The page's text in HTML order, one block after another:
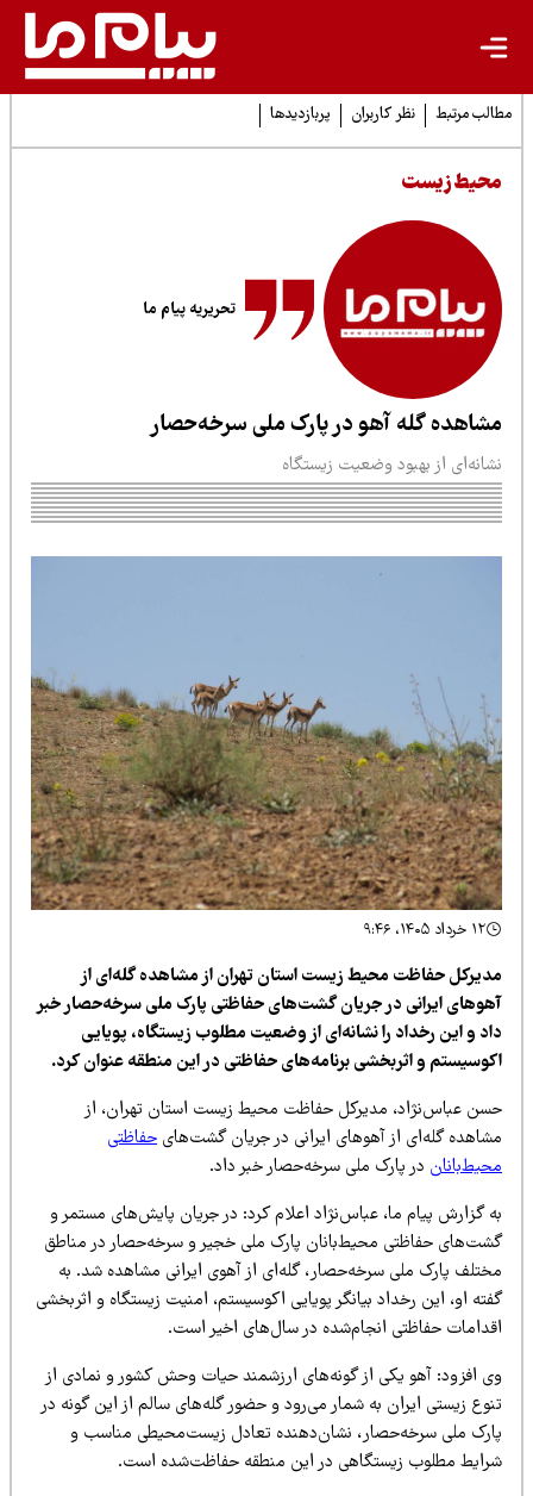
مرتبط نظر کاربران پربازدیدها
زیست
تحریریه پیام ما
گله آهو در پارک ملی سرخه‌حصار
از بهبود وضعیت زیستگاه
حفاظت محیط زیست استان تهران از مشاهده گله‌ای از
ایرانی در جریان گشت‌های حفاظتی پارک ملی سرخه‌حصار خبر
و این رخداد را نشانه‌ای از وضعیت مطلوب زیستگاه، پویایی
و اثربخشی برنامه‌های حفاظتی در این منطقه عنوان کرد.
عباس‌نژاد، مدیرکل حفاظت محیط زیست استان تهران، از
گله‌ای از آهوهای ایرانی در جریان گشت‌هایحفاظتی
در پارک ملی سرخه‌حصار خبر داد.
گزارش پیام ما، عباس‌نژاد اعلام کرد: در جریان پایش‌های مستمر و
حفاظتی محیط‌بانان پارک ملی خجیر و سرخه‌حصار در مناطق
پارک ملی سرخه‌حصار، گله‌ای از آهوی ایرانی مشاهده شد. به
او، این رخداد بیانگر پویایی اکوسیستم، امنیت زیستگاه و اثربخشی
حفاظتی انجام‌شده در سال‌های اخیر است.
افزود: آهو یکی از گونه‌های ارزشمند حیات وحش کشور و نمادی از
زیستی ایران به شمار می‌رود و حضور گله‌های سالم از این گونه در
ملی سرخه‌حصار، نشان‌دهنده تعادل زیست‌محیطی مناسب و
مطلوب زیستگاهی در این منطقه حفاظت‌شده است.